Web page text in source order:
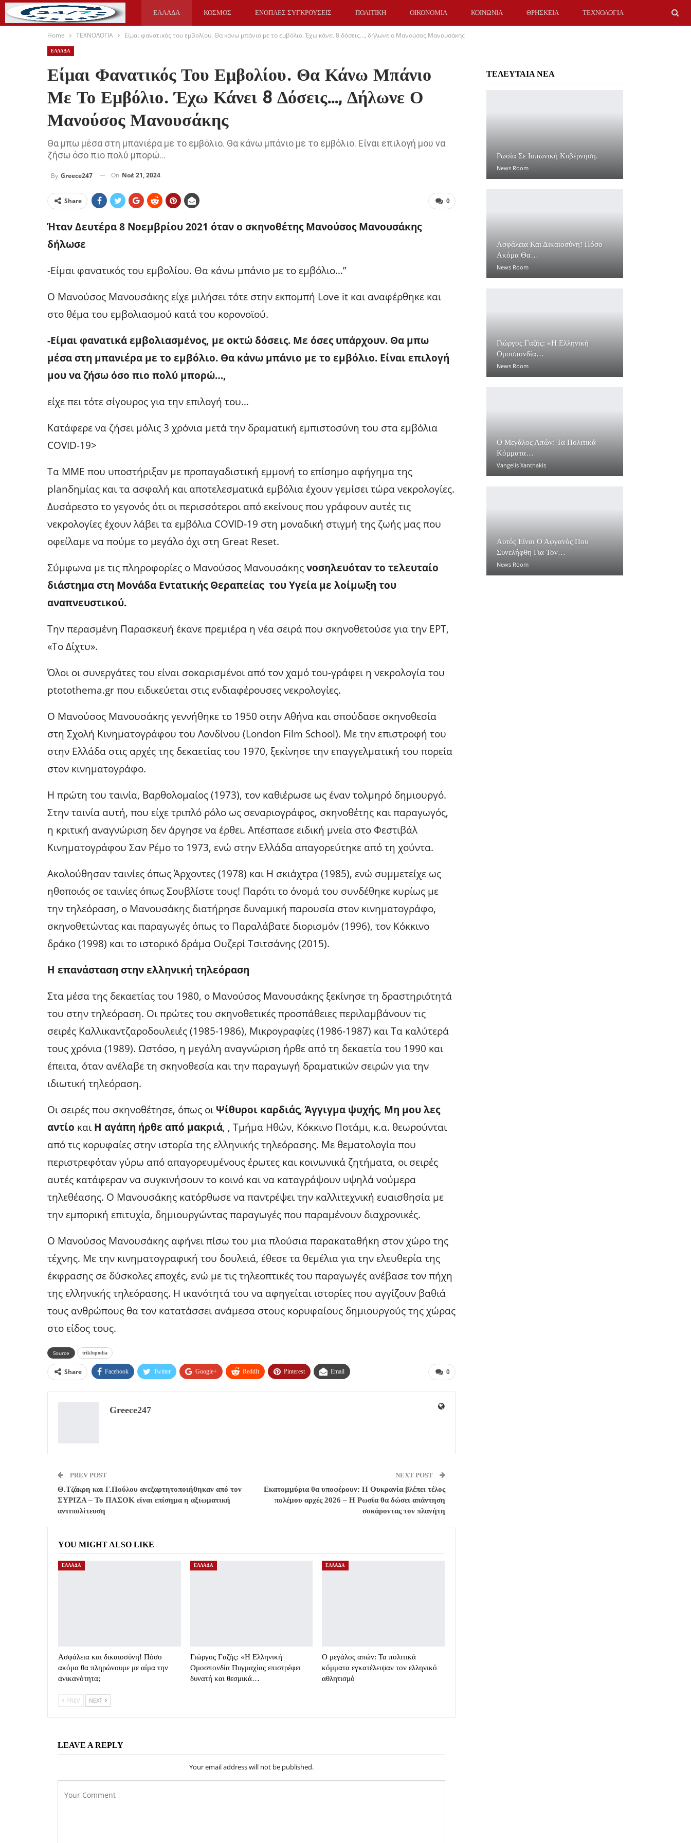
ΕΛΛΑΔΑ ΚΟΣΜΟΣ ΕΝΟΠΛΕΣ ΣΥΓΚΡΟΥΣΕΙΣ ΠΟΛΙΤΙΚΗ ΟΙΚΟΝΟΜΙΑ ΚΟΙΝΩΝΙΑ ΘΡΗΣΚΕΙΑ ΤΕΧΝΟΛΟΓΙΑ
ΥΓΕΙΑ ΑΘΛΗΤΙΚΑ
Home ΤΕΧΝΟΛΟΓΙΑ Είμαι φανατικός του εμβολίου. Θα κάνω μπάνιο με το εμβόλιο. Έχω κάνει 8 δόσεις…, δήλωνε ο Μανούσος Μανουσάκης
ΕΛΛΑΔΑ
Είμαι Φανατικός Του Εμβολίου. Θα Κάνω Μπάνιο
Με Το Εμβόλιο. Έχω Κάνει 8 Δόσεις…, Δήλωνε Ο
Μανούσος Μανουσάκης
Θα μπω μέσα στη μπανιέρα με το εμβόλιο. Θα κάνω μπάνιο με το εμβόλιο. Είναι επιλογή μου να
ζήσω όσο πιο πολύ μπορώ...
By Greece247 On Νοέ 21, 2024
0
Share
Ήταν Δευτέρα 8 Νοεμβρίου 2021 όταν ο σκηνοθέτης Μανούσος Μανουσάκης
δήλωσε
-Είμαι φανατικός του εμβολίου. Θα κάνω μπάνιο με το εμβόλιο…”
Ο Μανούσος Μανουσάκης είχε μιλήσει τότε στην εκπομπή Love it και αναφέρθηκε και
στο θέμα του εμβολιασμού κατά του κορονοϊού.
-Είμαι φανατικά εμβολιασμένος, με οκτώ δόσεις. Με όσες υπάρχουν. Θα μπω
μέσα στη μπανιέρα με το εμβόλιο. Θα κάνω μπάνιο με το εμβόλιο. Είναι επιλογή
μου να ζήσω όσο πιο πολύ μπορώ…,
είχε πει τότε σίγουρος για την επιλογή του…
Κατάφερε να ζήσει μόλις 3 χρόνια μετά την δραματική εμπιστοσύνη του στα εμβόλια
COVID-19>
Τα ΜΜΕ που υποστήριξαν με προπαγαδιστική εμμονή το επίσημο αφήγημα της
planδημίας και τα ασφαλή και αποτελεσματικά εμβόλια έχουν γεμίσει τώρα νεκρολογίες.
Δυσάρεστο το γεγονός ότι οι περισσότεροι από εκείνους που γράφουν αυτές τις
νεκρολογίες έχουν λάβει τα εμβόλια COVID-19 στη μοναδική στιγμή της ζωής μας που
οφείλαμε να πούμε το μεγάλο όχι στη Great Reset.
Σύμφωνα με τις πληροφορίες ο Μανούσος Μανουσάκηςνοσηλευόταν το τελευταίο
διάστημα στη Μονάδα Εντατικής Θεραπείας του Υγεία με λοίμωξη του
αναπνευστικού.
Την περασμένη Παρασκευή έκανε πρεμιέρα η νέα σειρά που σκηνοθετούσε για την ΕΡΤ,
«Το Δίχτυ».
Όλοι οι συνεργάτες του είναι σοκαρισμένοι από τον χαμό του-γράφει η νεκρολογία του
ptotothema.gr που ειδικεύεται στις ενδιαφέρουσες νεκρολογίες.
Ο Μανούσος Μανουσάκης γεννήθηκε το 1950 στην Αθήνα και σπούδασε σκηνοθεσία
στη Σχολή Κινηματογράφου του Λονδίνου (London Film School). Με την επιστροφή του
στην Ελλάδα στις αρχές της δεκαετίας του 1970, ξεκίνησε την επαγγελματική του πορεία
στον κινηματογράφο.
Η πρώτη του ταινία, Βαρθολομαίος (1973), τον καθιέρωσε ως έναν τολμηρό δημιουργό.
Στην ταινία αυτή, που είχε τριπλό ρόλο ως σεναριογράφος, σκηνοθέτης και παραγωγός,
η κριτική αναγνώριση δεν άργησε να έρθει. Απέσπασε ειδική μνεία στο Φεστιβάλ
Κινηματογράφου Σαν Ρέμο το 1973, ενώ στην Ελλάδα απαγορεύτηκε από τη χούντα.
Ακολούθησαν ταινίες όπως Άρχοντες (1978) και Η σκιάχτρα (1985), ενώ συμμετείχε ως
ηθοποιός σε ταινίες όπως Σουβλίστε τους! Παρότι το όνομά του συνδέθηκε κυρίως με
την τηλεόραση, ο Μανουσάκης διατήρησε δυναμική παρουσία στον κινηματογράφο,
σκηνοθετώντας και παραγωγές όπως το Παραλάβατε διορισμόν (1996), τον Κόκκινο
δράκο (1998) και το ιστορικό δράμα Ουζερί Τσιτσάνης (2015).
Η επανάσταση στην ελληνική τηλεόραση
Στα μέσα της δεκαετίας του 1980, ο Μανούσος Μανουσάκης ξεκίνησε τη δραστηριότητά
του στην τηλεόραση. Οι πρώτες του σκηνοθετικές προσπάθειες περιλαμβάνουν τις
σειρές Καλλικαντζαροδουλειές (1985-1986), Μικρογραφίες (1986-1987) και Τα καλύτερά
τους χρόνια (1989). Ωστόσο, η μεγάλη αναγνώριση ήρθε από τη δεκαετία του 1990 και
έπειτα, όταν ανέλαβε τη σκηνοθεσία και την παραγωγή δραματικών σειρών για την
ιδιωτική τηλεόραση.
Οι σειρές που σκηνοθέτησε, όπως οι Ψίθυροι καρδιάς,Άγγιγμα ψυχής, Μη μου λες
αντίο και Η αγάπη ήρθε από μακριά, , Τμήμα Ηθών, Κόκκινο Ποτάμι, κ.α. θεωρούνται
από τις κορυφαίες στην ιστορία της ελληνικής τηλεόρασης. Με θεματολογία που
περιστρεφόταν γύρω από απαγορευμένους έρωτες και κοινωνικά ζητήματα, οι σειρές
αυτές κατάφεραν να συγκινήσουν το κοινό και να καταγράψουν υψηλά νούμερα
τηλεθέασης. Ο Μανουσάκης κατόρθωσε να παντρέψει την καλλιτεχνική ευαισθησία με
την εμπορική επιτυχία, δημιουργώντας παραγωγές που παραμένουν διαχρονικές.
Ο Μανούσος Μανουσάκης αφήνει πίσω του μια πλούσια παρακαταθήκη στον χώρο της
τέχνης. Με την κινηματογραφική του δουλειά, έθεσε τα θεμέλια για την ελευθερία της
έκφρασης σε δύσκολες εποχές, ενώ με τις τηλεοπτικές του παραγωγές ανέβασε τον πήχη
της ελληνικής τηλεόρασης. Η ικανότητά του να αφηγείται ιστορίες που αγγίζουν βαθιά
τους ανθρώπους θα τον κατατάσσει ανάμεσα στους κορυφαίους δημιουργούς της χώρας
στο είδος τους.
Source triklopodia
0
Share Facebook Twitter Google+ ReddIt Pinterest Email
Greece247
PREV POST
Θ.Τζάκρη και Γ.Πούλου ανεξαρτητοποιήθηκαν από τον
ΣΥΡΙΖΑ – Το ΠΑΣΟΚ είναι επίσημα η αξιωματική
αντιπολίτευση
NEXT POST
Εκατομμύρια θα υποφέρουν: Η Ουκρανία βλέπει τέλος
πολέμου αρχές 2026 – H Ρωσία θα δώσει απάντηση
σοκάροντας τον πλανήτη
YOU MIGHT ALSO LIKE
ΕΛΛΑΔΑ
Ασφάλεια και δικαιοσύνη! Πόσο
ακόμα θα πληρώνουμε με αίμα την
ανικανότητα;
ΕΛΛΑΔΑ
Γιώργος Γαζής: «Η Ελληνική
Ομοσπονδία Πυγμαχίας επιστρέφει
δυνατή και θεσμικά…
ΕΛΛΑΔΑ
Ο μεγάλος απών: Τα πολιτικά
κόμματα εγκατέλειψαν τον ελληνικό
αθλητισμό
PREV NEXT
LEAVE A REPLY
Your email address will not be published.
ΤΕΛΕΥΤΑΙΑ ΝΕΑ
Ρωσία Σε Ιαπωνική Κυβέρνηση.
News Room
Ασφάλεια Και Δικαιοσύνη! Πόσο
Ακόμα Θα…
News Room
Γιώργος Γαζής: «Η Ελληνική
Ομοσπονδία…
News Room
Ο Μεγάλος Απών: Τα Πολιτικά
Κόμματα…
Vangelis Xanthakis
Αυτός Είναι Ο Αφγανός Που
Συνελήφθη Για Τον…
News Room